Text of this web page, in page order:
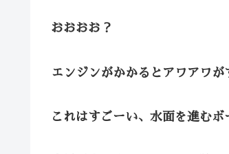
おおおお？
エンジンがかかるとアワアワが
これはすごーい、水面を進む